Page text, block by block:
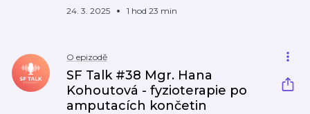
24. 3. 2025 1 hod 23 min
O epizodě
SF Talk #38 Mgr. Hana
Kohoutová - fyzioterapie po
amputacích končetin